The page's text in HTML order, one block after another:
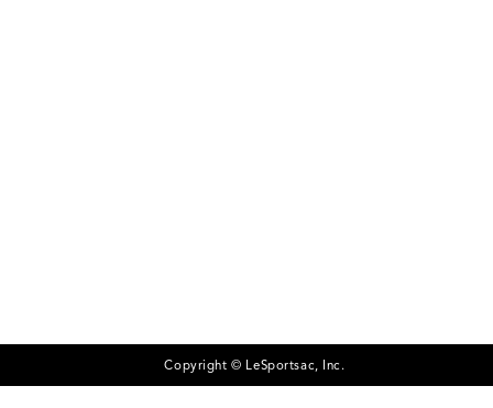
Copyright © LeSportsac, Inc.